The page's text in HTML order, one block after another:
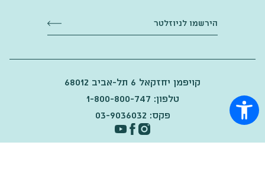
קויפמן יחזקאל 6 תל-אביב 68012
טלפון: 1-800-800-747
פקס: 03-9036032